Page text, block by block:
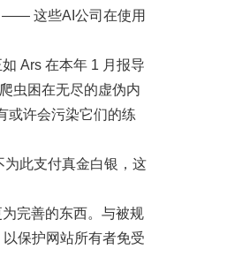
—— 这些AI公司在使用
Ars 在本年 1 月报导
虫困在无尽的虚伪内
或许会污染它们的练
此支付真金白银，这
完善的东西。与被规
保护网站所有者免受